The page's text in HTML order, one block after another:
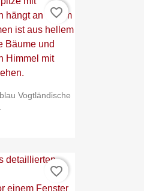
Vogtländische
favorite_border
favorite_border